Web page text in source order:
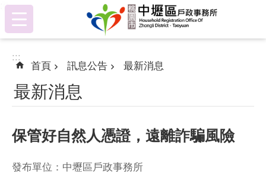
跳到主要內容區塊
:::
:::
首頁 訊息公告 最新消息
最新消息
保管好自然人憑證，遠離詐騙風險
發布單位：中壢區戶政事務所